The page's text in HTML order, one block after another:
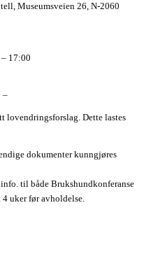
Museumsveien 26, N-2060
17:00
–
lovendringsforslag. Dette lastes
dokumenter kunngjøres
til både Brukshundkonferanse
4 uker før avholdelse.